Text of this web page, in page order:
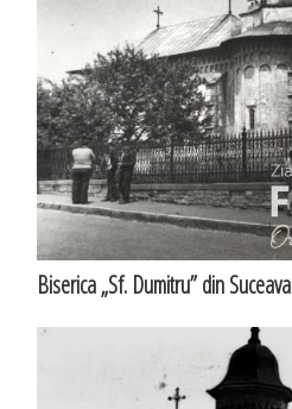
Biserica „Sf. Dumitru” din Suceava